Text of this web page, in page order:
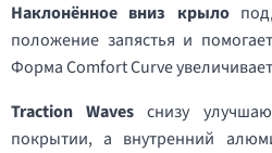
Наклонённое вниз крыло
положение запястья и
Форма Comfort Curve
Traction Waves снизу
покрытии, а внутренний